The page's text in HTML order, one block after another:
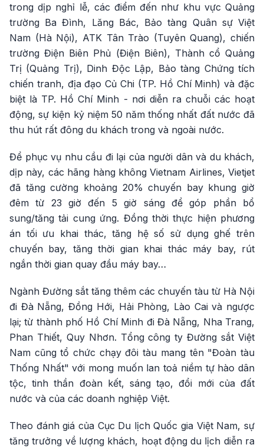
trong dịp nghỉ lễ, các điểm đến như khu vực Quảng
trường Ba Đình, Lăng Bác, Bảo tàng Quân sự Việt
Nam (Hà Nội), ATK Tân Trào (Tuyên Quang), chiến
trường Điện Biên Phủ (Điện Biên), Thành cổ Quảng
Trị (Quảng Trị), Dinh Độc Lập, Bảo tàng Chứng tích
chiến tranh, địa đạo Củ Chi (TP. Hồ Chí Minh) và đặc
biệt là TP. Hồ Chí Minh - nơi diễn ra chuỗi các hoạt
động, sự kiện kỷ niệm 50 năm thống nhất đất nước đã
thu hút rất đông du khách trong và ngoài nước.
Để phục vụ nhu cầu đi lại của người dân và du khách,
dịp này, các hãng hàng không Vietnam Airlines, Vietjet
đã tăng cường khoảng 20% chuyến bay khung giờ
đêm từ 23 giờ đến 5 giờ sáng để góp phần bổ
sung/tăng tải cung ứng. Đồng thời thực hiện phương
án tối ưu khai thác, tăng hệ số sử dụng ghế trên
chuyến bay, tăng thời gian khai thác máy bay, rút
ngắn thời gian quay đầu máy bay…
Ngành Đường sắt tăng thêm các chuyến tàu từ Hà Nội
đi Đà Nẵng, Đồng Hới, Hải Phòng, Lào Cai và ngược
lại; từ thành phố Hồ Chí Minh đi Đà Nẵng, Nha Trang,
Phan Thiết, Quy Nhơn. Tổng công ty Đường sắt Việt
Nam cũng tổ chức chạy đôi tàu mang tên "Đoàn tàu
Thống Nhất" với mong muốn lan toả niềm tự hào dân
tộc, tinh thần đoàn kết, sáng tạo, đổi mới của đất
nước và của các doanh nghiệp Việt.
Theo đánh giá của Cục Du lịch Quốc gia Việt Nam, sự
tăng trưởng về lượng khách, hoạt động du lịch diễn ra